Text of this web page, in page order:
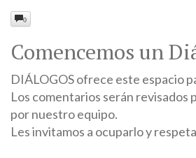
0
Comencemos un
DIÁLOGOS ofrece este espacio
Los comentarios serán revisados
por nuestro equipo.
Les invitamos a ocuparlo y